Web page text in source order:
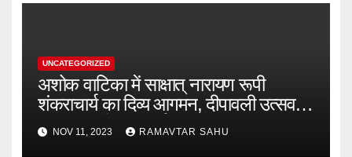
UNCATEGORIZED
अशोक वाटिका में साक्षात् नारायण रूपी
शंकराचार्य का दिव्य आगमन, दीपावली उत्सव में
भक्ति मय रहेगा कवर्धा
NOV 11, 2023 RAMAVTAR SAHU